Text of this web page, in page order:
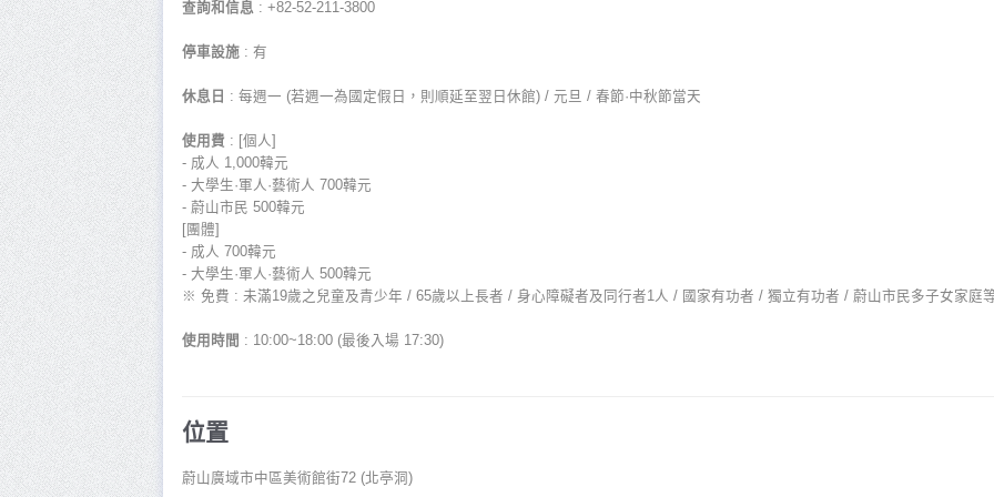
查詢和信息 : +82-52-211-3800
停車設施 : 有
休息日 : 每週一 (若週一為國定假日，則順延至翌日休館) / 元旦 / 春節·中秋節當天
使用費 : [個人]
- 成人 1,000韓元
- 大學生·軍人·藝術人 700韓元
- 蔚山市民 500韓元
[團體]
- 成人 700韓元
- 大學生·軍人·藝術人 500韓元
※ 免費 : 未滿19歲之兒童及青少年 / 65歲以上長者 / 身心障礙者及同行者1人 / 國家有功者 / 獨立有功者 / 蔚山市民多子女家庭
使用時間 : 10:00~18:00 (最後入場 17:30)
位置
蔚山廣域市中區美術館街72 (北亭洞)